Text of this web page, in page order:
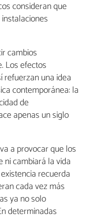
consideran que
cambios
Los efectos
refuerzan una idea
contemporánea: la
de
apenas un siglo
a provocar que los
cambiará la vida
recuerda
cada vez más
ya no solo
determinadas